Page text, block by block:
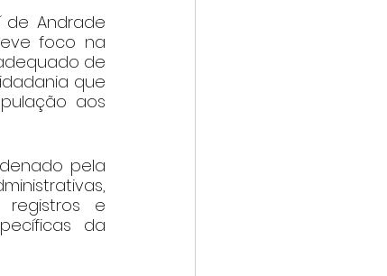
de Andrade
foco na
de
que
aos
pela
registros e
da